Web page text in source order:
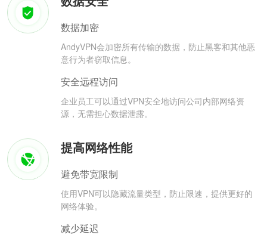
数据加密
AndyVPN会加密所有传输的数据，防止黑客和其他恶
意行为者窃取信息。
安全远程访问
企业员工可以通过VPN安全地访问公司内部网络资
源，无需担心数据泄露。
提高网络性能
避免带宽限制
使用VPN可以隐藏流量类型，防止限速，提供更好的
网络体验。
减少延迟